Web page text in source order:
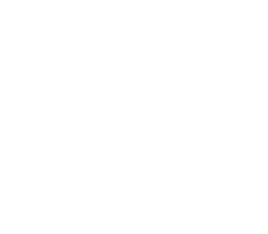
e il volume di bevande desiderati, senza guasti.